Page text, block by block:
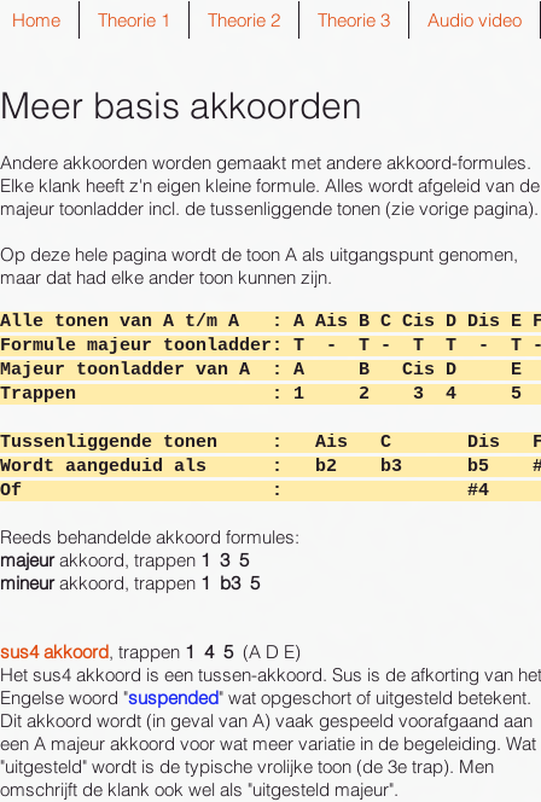
Home Theorie 1 Theorie 2 Theorie 3 Audio video
Meer basis akkoorden
Andere akkoorden worden gemaakt met andere akkoord-formules.
Elke klank heeft z'n eigen kleine formule. Alles wordt afgeleid van de
majeur toonladder incl. de tussenliggende tonen (zie vorige pagina).
Op deze hele pagina wordt de toon A als uitgangspunt genomen,
maar dat had elke ander toon kunnen zijn.
​Alle tonen van A t/m A : A Ais B C Cis D Dis E
Formule majeur toonladder:
T - T - T T - T
Majeur toonladder van A : A B Cis D
Trappen : 1 2 3 4 5
Tussenliggende tonen : Ais C
Wordt aangeduid als : b2 b3
Of :
Reeds behandelde akkoord formules:
majeurakkoord, trappen 1 3 5
mineurakkoord, trappen 1 b3 5
sus4 akkoord, trappen 1 4 5 (A D E)
Het sus4 akkoord is een tussen-akkoord. Sus is de afkorting van het
Engelse woord "suspended" wat opgeschort of uitgesteld betekent.
Dit akkoord wordt (in geval van A) vaak gespeeld voorafgaand aan
een A majeur akkoord voor wat meer variatie in de begeleiding. Wat
"uitgesteld" wordt is de typische vrolijke toon (de 3e trap). Men
omschrijft de klank ook wel als "uitgesteld majeur".